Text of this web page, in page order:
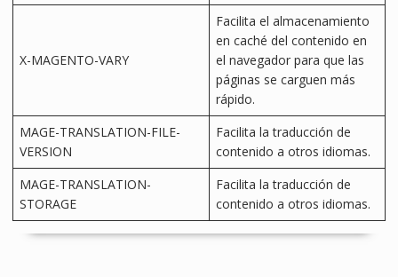
X-MAGENTO-VARY
Facilita el almacenamiento
en caché del contenido en
el navegador para que las
páginas se carguen más
rápido.
MAGE-TRANSLATION-FILE-
VERSION
Facilita la traducción de
contenido a otros idiomas.
MAGE-TRANSLATION-
STORAGE
Facilita la traducción de
contenido a otros idiomas.